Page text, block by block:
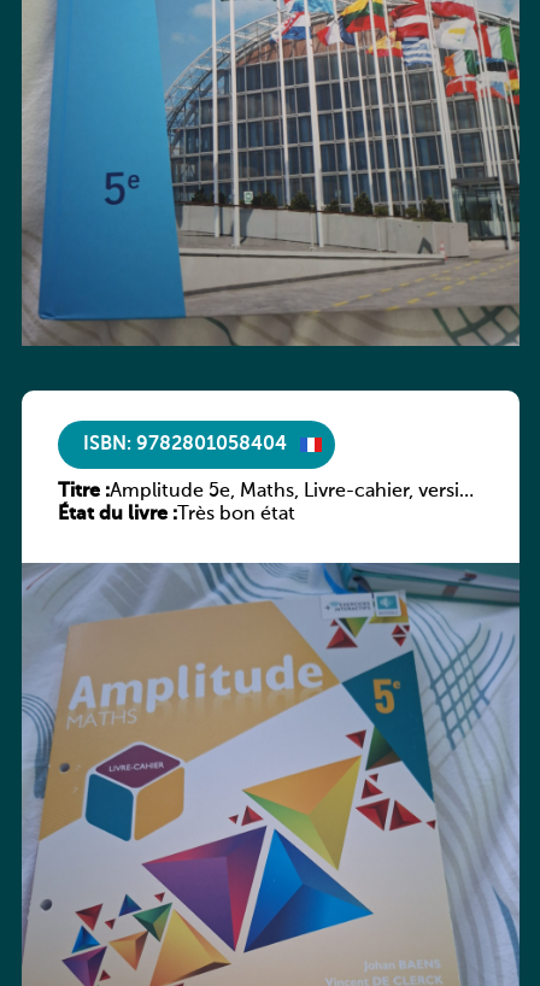
ISBN: 9782801058404
Titre :Amplitude 5e, Maths, Livre-cahier, version
luxembourgeoise
État du livre :Très bon état